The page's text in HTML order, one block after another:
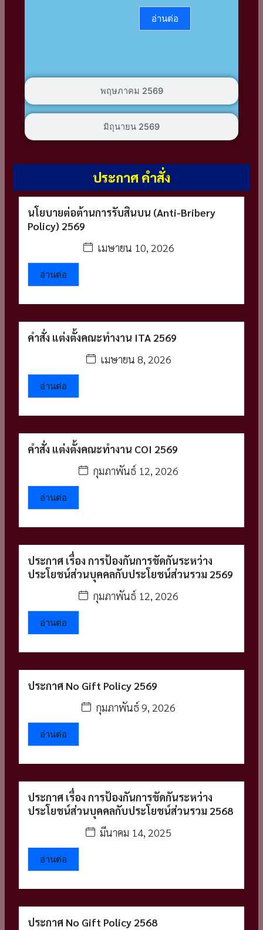
พฤษภาคม 2569
มิถุนายน 2569
อ่านต่อ
ประกาศ คำสั่ง
นโยบายต่อต้านการรับสินบน (Anti-Bribery
Policy) 2569
เมษายน 10, 2026
อ่านต่อ
คำสั่ง แต่งตั้งคณะทำงาน ITA 2569
เมษายน 8, 2026
อ่านต่อ
คำสั่ง แต่งตั้งคณะทำงาน COI 2569
กุมภาพันธ์ 12, 2026
อ่านต่อ
ประกาศ เรื่อง การป้องกันการขัดกันระหว่าง
ประโยชน์ส่วนบุคคลกับประโยชน์ส่วนรวม 2569
กุมภาพันธ์ 12, 2026
อ่านต่อ
ประกาศ No Gift Policy 2569
กุมภาพันธ์ 9, 2026
อ่านต่อ
ประกาศ เรื่อง การป้องกันการขัดกันระหว่าง
ประโยชน์ส่วนบุคคลกับประโยชน์ส่วนรวม 2568
มีนาคม 14, 2025
อ่านต่อ
ประกาศ No Gift Policy 2568